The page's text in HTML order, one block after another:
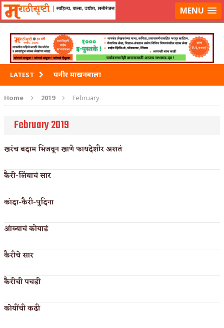
मराठीसृष्टीवर लॉग-इन करा MENU
LATEST पनीर माखनवाला
पावभाजी
साबुदाणा वडा
Home 2019 February
February 2019
खरंच बदाम भिजवून खाणे फायदेशीर असतं
कैरी-लिंबाचं सार
कांदा-कैरी-पुदिना
आंब्याचं कोयाडं
कैरीचे सार
कैरीची पचडी
कोयींची कढी